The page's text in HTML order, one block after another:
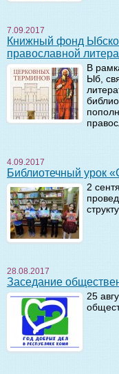
7.09.2017
Книжный фонд Ыбской библиотеки пополнился
православной
В
Ыб,
4.09.2017
Библиотечный урок
2
28.08.2017
Заседание
25